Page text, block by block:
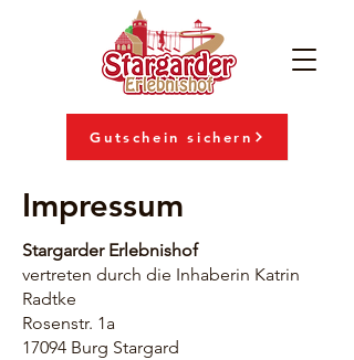
Gutschein sichern
Impressum
Stargarder Erlebnishof
vertreten durch die Inhaberin Katrin
Radtke
Rosenstr. 1a
17094 Burg Stargard